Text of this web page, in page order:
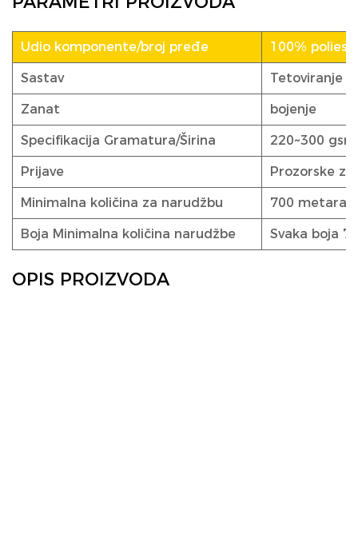
Udio komponente/broj pređe 100%
Sastav Tetoviranje
Zanat bojenje
Specifikacija Gramatura/Širina 220~300
Prijave Prozorske
Minimalna količina za narudžbu 700 metara
Boja Minimalna količina narudžbe Svaka boja
OPIS PROIZVODA